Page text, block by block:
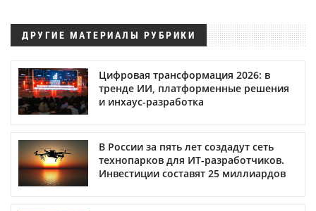
ДРУГИЕ МАТЕРИАЛЫ РУБРИКИ
Цифровая трансформация 2026: в
тренде ИИ, платформенные решения
и инхаус-разработка
В России за пять лет создадут сеть
технопарков для ИТ-разработчиков.
Инвестиции составят 25 миллиардов